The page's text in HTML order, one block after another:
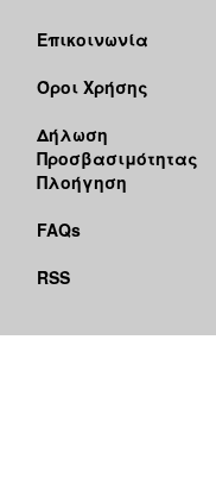
Επικοινωνία
Όροι Χρήσης
Δήλωση
Προσβασιμότητας
Πλοήγηση
FAQs
RSS